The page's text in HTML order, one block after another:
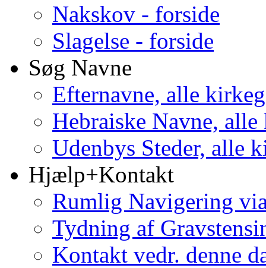
Nakskov - forside
Slagelse - forside
Søg Navne
Efternavne, alle
Hebraiske Navne,
Udenbys Steder, alle
Hjælp+Kontakt
Rumlig Navigering
Tydning af
Kontakt vedr. denne